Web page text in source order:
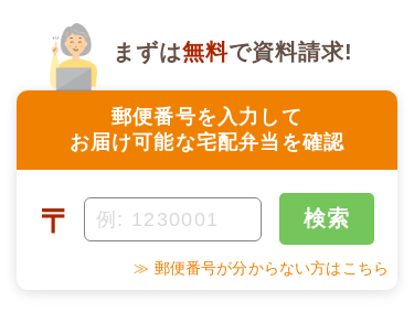
郵便番号を入力して
お届け可能な宅配弁当を確認
まずは無料で資料請求!
〒 検索
≫ 郵便番号が分からない方はこちら